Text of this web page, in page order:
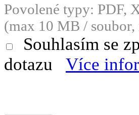
Povolené typy: PDF,
(max 10 MB /
Souhlasím se
dotazu
Více